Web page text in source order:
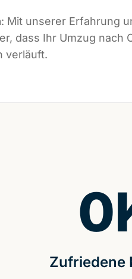
: Mit unserer Erfahrung
dass Ihr Umzug nach
verläuft.
Zufriedene
0